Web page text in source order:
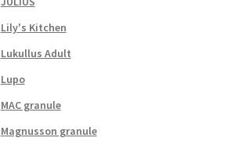
Lily's Kitchen
Lukullus Adult
Lupo
MAC granule
Magnusson granule